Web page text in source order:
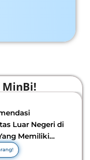
Luar Negeri di
Memiliki
di 2026-2027!